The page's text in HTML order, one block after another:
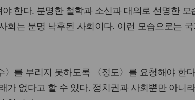
한다. 분명한 철학과 소신과 대의로 선명한 모
회는 분명 낙후된 사회이다. 이런 모습으로는
를 부리지 못하도록 〈정도〉를 요청해야 한
가 없다고 할 수 있다. 정치권과 사회뿐만 아니